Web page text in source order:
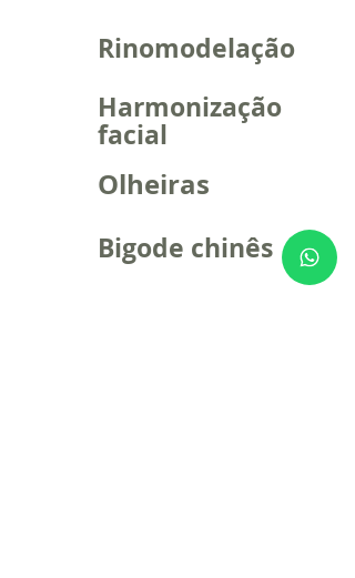
Rinomodelação
Harmonização
facial
Olheiras
Bigode chinês